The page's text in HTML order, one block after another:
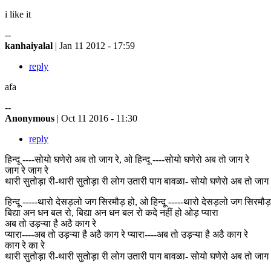
i like it
--
kanhaiyalal | Jan 11 2012 - 17:59
reply
afa
--
Anonymous | Oct 11 2016 - 11:30
reply
हिन्दू ----सोयो घणेरो अब तो जाग रे, ओ हिन्दू ----सोयो घणेरो अब तो जाग रे
जाग रे जाग रे
थारी सुतोड़ा री-थारी सुतोड़ा री लोग उतारी पाग बावळा- सोयो घणेरो अब तो जाग
हिन्दू -----थारो देसड़लो जग सिरमौड़ हो, ओ हिन्दू -----थारो देसड़लो जग सिरमौड़
बिद्या अन धन बल रो, बिद्या अन धन बल रो कदे नहीं हो ओड़ प्यारा
अब तो उड़ऱ्या है अठै काग रे
प्यारा----अब तो उड़ऱ्या है अठै काग रे प्यारा----अब तो उड़ऱ्या है अठै काग रे
काग रे का रे
थारी सुतोड़ा री-थारी सुतोड़ा री लोग उतारी पाग बावळा- सोयो घणेरो अब तो जाग